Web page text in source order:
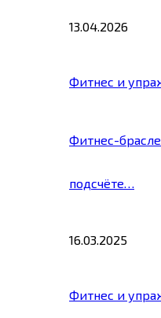
13.04.2026
Фитнес и
Фитнес-
подсчёте…
16.03.2025
Фитнес и